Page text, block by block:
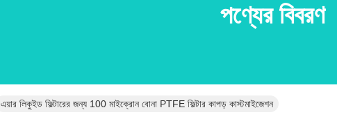
পণ্যের বিবরণ
এয়ার লিকুইড ফিল্টারের জন্য 100 মাইক্রোন বোনা PTFE ফিল্টার কাপড় কাস্টমাইজেশন